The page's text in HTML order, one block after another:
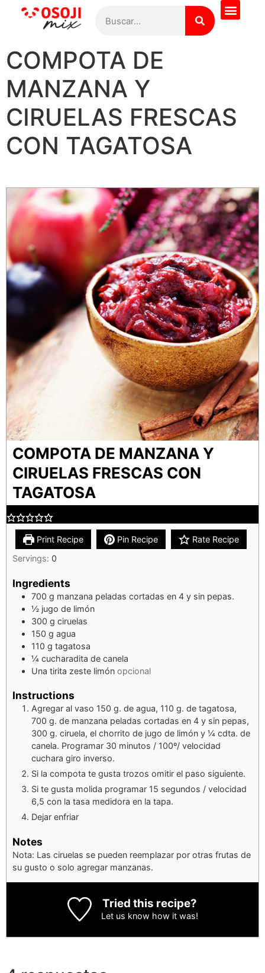
COMPOTA DE
MANZANA Y
CIRUELAS FRESCAS
CON TAGATOSA
COMPOTA DE MANZANA Y
CIRUELAS FRESCAS CON
TAGATOSA
Print Recipe Pin Recipe
Rate Recipe
Servings: 0
Ingredients
700 g manzana peladas cortadas en 4 y sin pepas.
½ jugo de limón
300 g ciruelas
150 g agua
110 g tagatosa
¼ cucharadita de canela
Una tirita zeste limón opcional
Instructions
Agregar al vaso 150 g. de agua, 110 g. de tagatosa,
700 g. de manzana peladas cortadas en 4 y sin pepas,
300 g. ciruela, el chorrito de jugo de limón y ¼ cdta. de
canela. Programar 30 minutos / 100º/ velocidad
cuchara giro inverso.
Si la compota te gusta trozos omitir el paso siguiente.
Si te gusta molida programar 15 segundos / velocidad
6,5 con la tasa medidora en la tapa.
Dejar enfriar
Notes
Nota: Las ciruelas se pueden reemplazar por otras frutas de
su gusto o solo agregar manzanas.
Tried this recipe?
Let us know how it was!